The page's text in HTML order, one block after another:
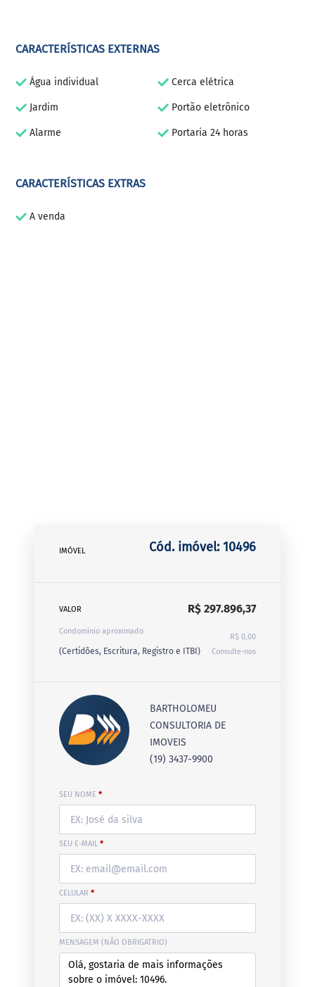
CARACTERÍSTICAS EXTERNAS
Água individual Cerca elétrica
Jardim Portão eletrônico
Alarme Portaria 24 horas
CARACTERÍSTICAS EXTRAS
A venda
IMÓVEL Cód. imóvel: 10496
VALOR R$ 297.896,37
Condomínio aproximado
R$ 0,00
(Certidões, Escritura, Registro e ITBI) Consulte-nos
BARTHOLOMEU
CONSULTORIA DE
IMOVEIS
(19) 3437-9900
SEU NOME *
SEU E-MAIL *
CELULAR *
MENSAGEM (NÃO OBRIGATRIO)